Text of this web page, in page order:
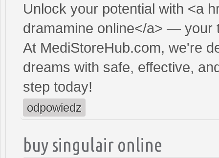
Unlock your potential with <a
dramamine online</a> — your
At MediStoreHub.com, we're
dreams with safe, effective,
step today!
odpowiedz
buy singulair online